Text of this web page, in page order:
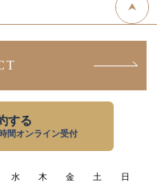
する
間オンライン受付
水 木 金 土 日